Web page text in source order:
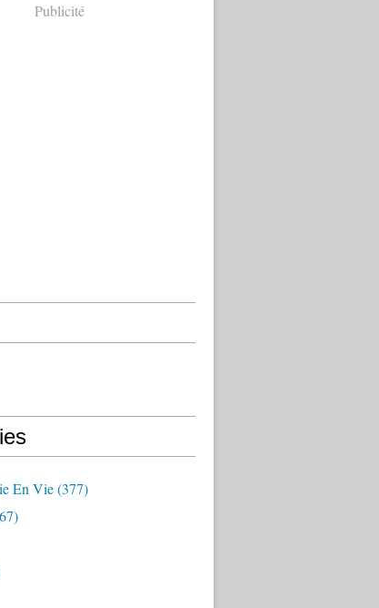
Publicité
En Vie(377)